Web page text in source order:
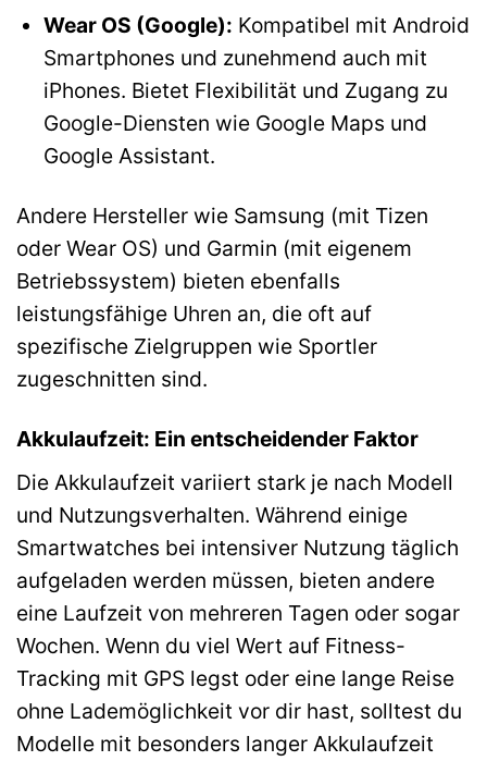
Wear OS (Google): Kompatibel mit Android
Smartphones und zunehmend auch mit
iPhones. Bietet Flexibilität und Zugang zu
Google-Diensten wie Google Maps und
Google Assistant.
Andere Hersteller wie Samsung (mit Tizen
oder Wear OS) und Garmin (mit eigenem
Betriebssystem) bieten ebenfalls
leistungsfähige Uhren an, die oft auf
spezifische Zielgruppen wie Sportler
zugeschnitten sind.
Akkulaufzeit: Ein entscheidender Faktor
Die Akkulaufzeit variiert stark je nach Modell
und Nutzungsverhalten. Während einige
Smartwatches bei intensiver Nutzung täglich
aufgeladen werden müssen, bieten andere
eine Laufzeit von mehreren Tagen oder sogar
Wochen. Wenn du viel Wert auf Fitness-
Tracking mit GPS legst oder eine lange Reise
ohne Lademöglichkeit vor dir hast, solltest du
Modelle mit besonders langer Akkulaufzeit